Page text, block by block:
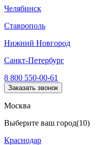
Челябинск
Ставрополь
Нижний Новгород
Санкт-Петербург
8 800 550-00-61
Заказать звонок
Москва
Выберите ваш город(10)
Краснодар